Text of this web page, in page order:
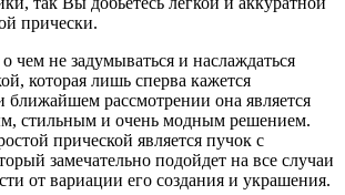
прически.
не задумываться и наслаждаться
которая лишь сперва кажется
рассмотрении она является
стильным и очень модным решением.
прической является пучок с
замечательно подойдет на все случаи
от вариации его создания и украшения.